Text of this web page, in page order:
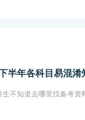
半年各科目易混淆
不知道去哪里找备考